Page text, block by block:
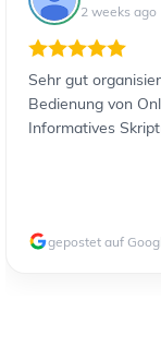
2 weeks ago
Sehr gut
Bedienung von Online
Informatives
gepostet auf